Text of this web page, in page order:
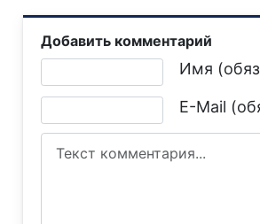
Добавить комментарий
Имя
E-Mail
Текст комментария